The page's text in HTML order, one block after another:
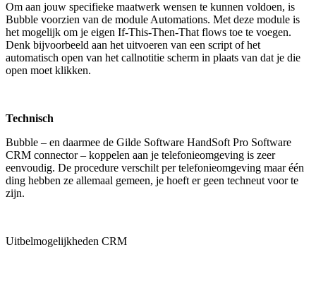
Om aan jouw specifieke maatwerk wensen te kunnen voldoen, is
Bubble voorzien van de module Automations. Met deze module is
het mogelijk om je eigen If-This-Then-That flows toe te voegen.
Denk bijvoorbeeld aan het uitvoeren van een script of het
automatisch open van het callnotitie scherm in plaats van dat je die
open moet klikken.
Technisch
Bubble – en daarmee de Gilde Software HandSoft Pro Software
CRM connector – koppelen aan je telefonieomgeving is zeer
eenvoudig. De procedure verschilt per telefonieomgeving maar één
ding hebben ze allemaal gemeen, je hoeft er geen techneut voor te
zijn.
Uitbelmogelijkheden CRM